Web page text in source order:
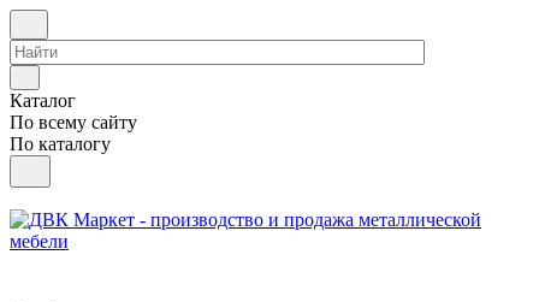
Каталог
По всему сайту
По каталогу